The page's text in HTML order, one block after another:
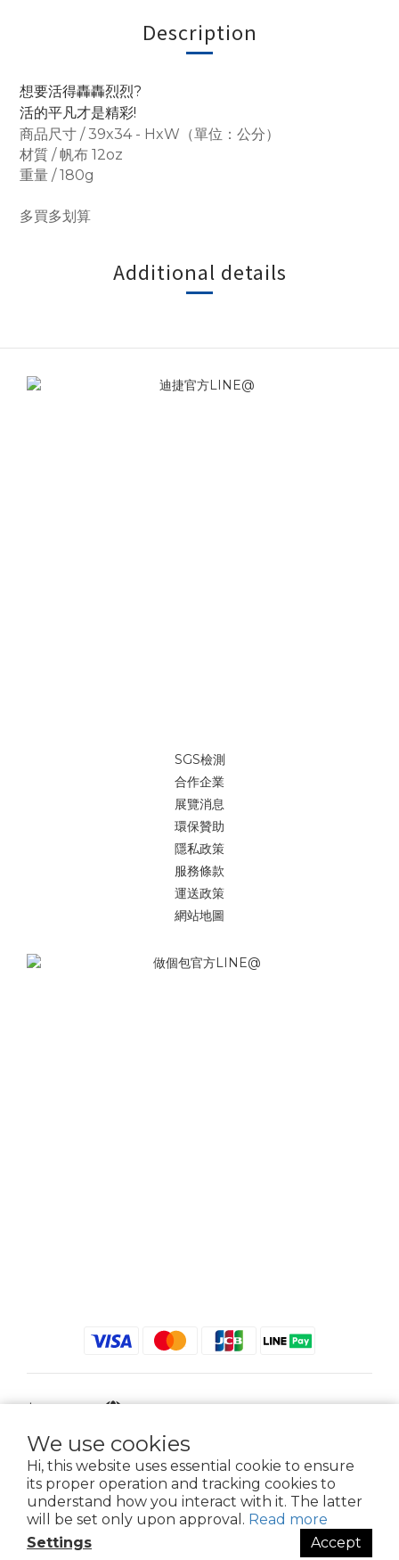
We use cookies
Hi, this website uses essential cookie to ensure
its proper operation and tracking cookies to
understand how you interact with it. The latter
will be set only upon approval. Read more
Settings
Accept
Description
想要活得轟轟烈烈?
活的平凡才是精彩!
商品尺寸 / 39x34 - HxW（單位：公分）
材質 / 帆布 12oz
重量 / 180g
多買多划算
Additional details
SGS檢測
合作企業
展覽消息
環保贊助
隱私政策
服務條款
運送政策
網站地圖
$ TWD English
2021 © iGreenbag | DoaBag | Working Hrs 8:30 - 18:00｜新北市新莊區中正路
659-5號3樓 | 02-2903-8800 | 統編 : 28396448 (唯一統編無關係企業)